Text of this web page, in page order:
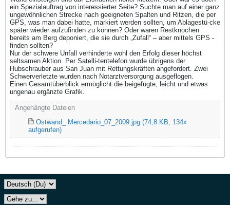
ein Spezialauftrag von interessierter Seite? Suchte man auf einer ganz
ungewöhnlichen Strecke nach geeigneten Spalten und Ritzen, die per
GPS, was man dabei hatte, markiert werden sollten, um Ablagestü-cke
später wieder aufzufinden zu können? Oder waren Restknochen
bereits am Berg deponiert, die sie durch „Zufall“ – aber mittels GPS -
finden sollten?
Nur der schwere Unfall verhinderte wohl den Erfolg dieser höchst
seltsamen Aktion. Per Satelli-tentelefon wurde übrigens der
Hubschrauber aus San Juan mit Rettungskräften angefordert. Zwei
Schwerverletzte wurden nach Notarztversorgung ausgeflogen.
Einen Gesamtüberblick ermöglicht die beigefügte, leicht und etwas
ungenau ergänzte Grafik.
Angehängte Dateien
Ostwand_ Mercedario_07_2009.jpg (74,8 KB, 134x
aufgerufen)